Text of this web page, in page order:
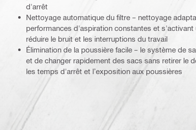
d'arrêt
Nettoyage automatique du filtre – nettoyage
performances d'aspiration constantes et s'activant
réduire le bruit et les interruptions du travail
Élimination de la poussière facile – le système de
et de changer rapidement des sacs sans retirer le
les temps d'arrêt et l’exposition aux poussières